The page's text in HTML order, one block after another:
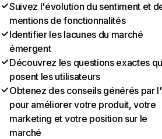
Suivez l'évolution du sentiment et
mentions de fonctionnalités
Identifier les lacunes du marché
émergent
Découvrez les questions exactes
posent les utilisateurs
Obtenez des conseils générés par
pour améliorer votre produit, votre
marketing et votre position sur le
marché